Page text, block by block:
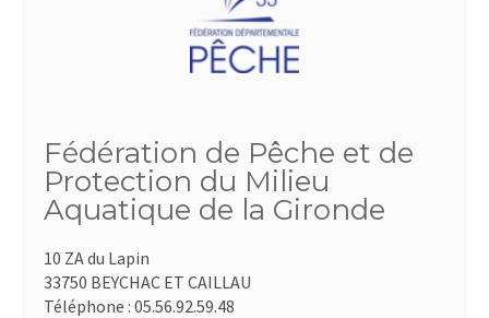
Fédération de Pêche et de
Protection du Milieu
Aquatique de la Gironde
10 ZA du Lapin
33750 BEYCHAC ET CAILLAU
Téléphone : 05.56.92.59.48